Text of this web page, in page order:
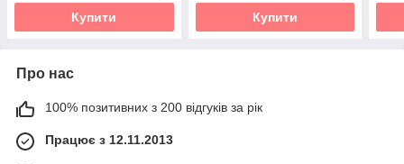
Купити Купити
Про нас
100% позитивних з 200 відгуків за рік
Працює з 12.11.2013